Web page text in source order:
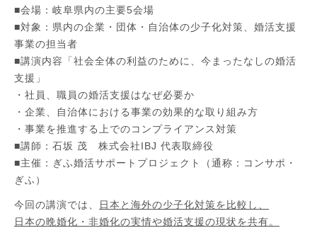
■会場：岐阜県内の主要5会場
■対象：県内の企業・団体・自治体の少子化対策、婚活支援
事業の担当者
■講演内容「社会全体の利益のために、今まったなしの婚活
支援」
・社員、職員の婚活支援はなぜ必要か
・企業、自治体における事業の効果的な取り組み方
・事業を推進する上でのコンプライアンス対策
■講師：石坂 茂 株式会社IBJ 代表取締役
■主催：ぎふ婚活サポートプロジェクト（通称：コンサポ・
ぎふ）
今回の講演では、
日本と海外の少子化対策を比較し、
日本の晩婚化・非婚化の実情や婚活支援の現状を共有。